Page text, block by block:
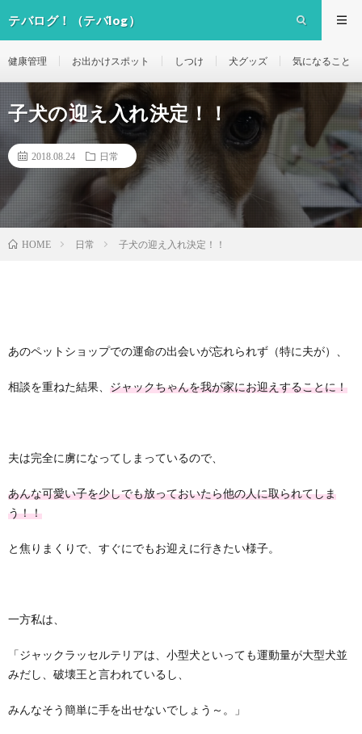
テバログ！（テバlog）
健康管理 お出かけスポット しつけ 犬グッズ 気になること
子犬の迎え入れ決定！！
2018.08.24 日常
HOME 日常 子犬の迎え入れ決定！！
あのペットショップでの運命の出会いが忘れられず（特に夫が）、
相談を重ねた結果、 ジャックちゃんを我が家にお迎えすることに！
夫は完全に虜になってしまっているので、
あんな可愛い子を少しでも放っておいたら他の人に取られてしま
う！！
と焦りまくりで、すぐにでもお迎えに行きたい様子。
一方私は、
「ジャックラッセルテリアは、小型犬といっても運動量が大型犬並
みだし、破壊王と言われているし、
みんなそう簡単に手を出せないでしょう～。」